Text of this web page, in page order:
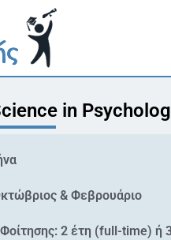
in
& Φεβρουάριο
2 έτη (full-time) ή